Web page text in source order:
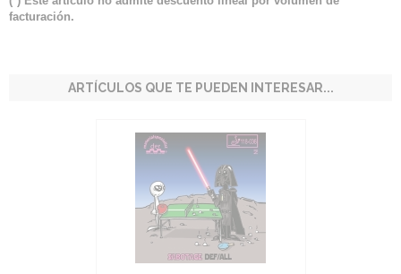
facturación.
ARTÍCULOS QUE TE PUEDEN INTERESAR...